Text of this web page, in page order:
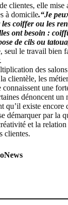
clientes, elle mise
à domicile.“Je
coiffer ou les
ont besoin :
de cils ou
seul le travail bien
des
clientèle, les
connaissent une
dénoncent un
qu’il existe encore
démarquer par la
et la relation
clientes.